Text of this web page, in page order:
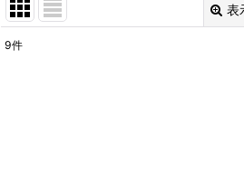
メロンパンにクリームパン、表
9件